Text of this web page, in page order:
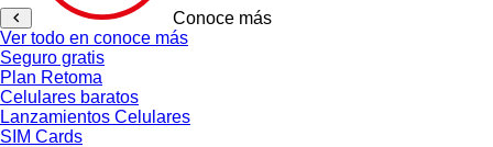
Conoce más
Ver todo en conoce más
Seguro gratis
Plan Retoma
Celulares baratos
Lanzamientos Celulares
SIM Cards